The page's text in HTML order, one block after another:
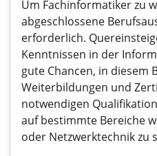
Um Fachinformatiker zu
abgeschlossene
erforderlich.
Kenntnissen in der
gute Chancen, in diesem
Weiterbildungen und
notwendigen
auf bestimmte Bereiche
oder Netzwerktechnik zu